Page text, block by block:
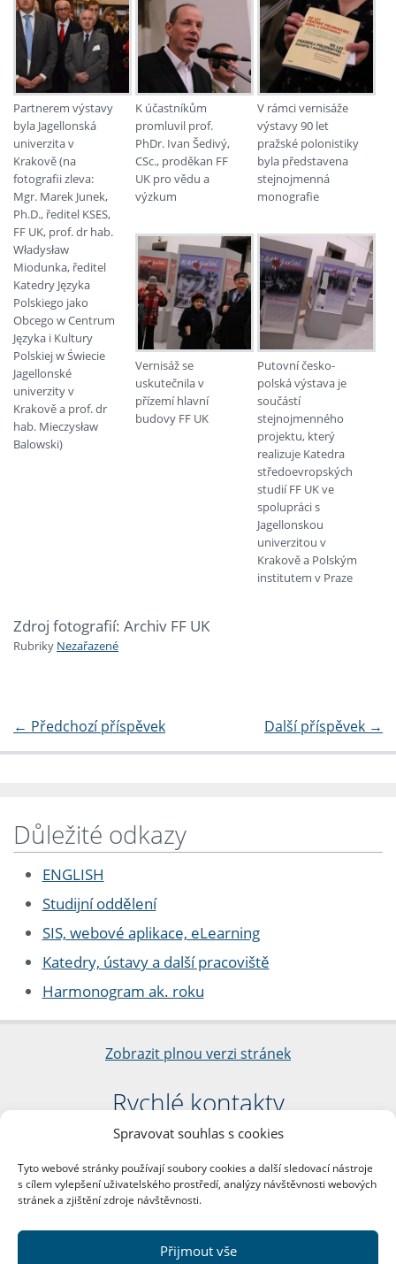
Spravovat souhlas s cookies
Tyto webové stránky používají soubory cookies a další sledovací nástroje
s cílem vylepšení uživatelského prostředí, analýzy návštěvnosti webových
stránek a zjištění zdroje návštěvnosti.
Přijmout vše
Partnerem výstavy
byla Jagellonská
univerzita v
Krakově (na
fotografii zleva:
Mgr. Marek Junek,
Ph.D., ředitel KSES,
FF UK, prof. dr hab.
Władysław
Miodunka, ředitel
Katedry Języka
Polskiego jako
Obcego w Centrum
Języka i Kultury
Polskiej w Świecie
Jagellonské
univerzity v
Krakově a prof. dr
hab. Mieczysław
Balowski)
K účastníkům
promluvil prof.
PhDr. Ivan Šedivý,
CSc., proděkan FF
UK pro vědu a
výzkum
V rámci vernisáže
výstavy 90 let
pražské polonistiky
byla představena
stejnojmenná
monografie
Vernisáž se
uskutečnila v
přízemí hlavní
budovy FF UK
Putovní česko-
polská výstava je
součástí
stejnojmenného
projektu, který
realizuje Katedra
středoevropských
studií FF UK ve
spolupráci s
Jagellonskou
univerzitou v
Krakově a Polským
institutem v Praze
Zdroj fotografií: Archiv FF UK
Rubriky Nezařazené
← Předchozí příspěvek Další příspěvek →
Důležité odkazy
ENGLISH
Studijní oddělení
SIS, webové aplikace, eLearning
Katedry, ústavy a další pracoviště
Harmonogram ak. roku
Zobrazit plnou verzi stránek
Rychlé kontakty
Filozofická fakulta
nám. Jana Palacha 1/2
116 38 Praha 1
DIČ: CZ00216208